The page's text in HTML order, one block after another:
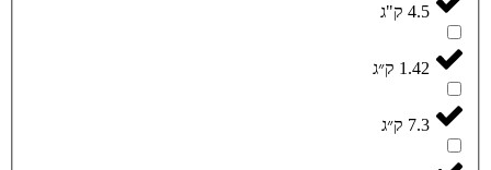
4.5 ק"ג
1.42 ק״ג
7.3 ק״ג